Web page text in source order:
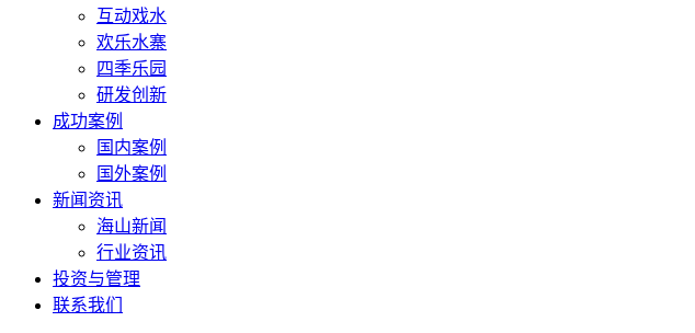
互动戏水
欢乐水寨
四季乐园
研发创新
成功案例
国内案例
国外案例
新闻资讯
海山新闻
行业资讯
投资与管理
联系我们